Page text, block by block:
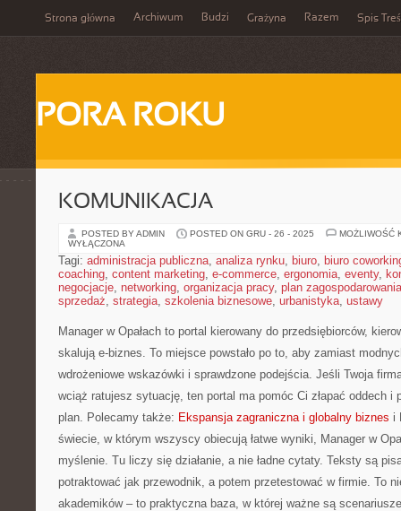
Strona główna Archiwum Budzi Grażyna Razem Spis
PORA ROKU
KOMUNIKACJA
POSTED BY ADMIN POSTED ON GRU - 26 - 2025
MOŻLIWOŚĆ
WYŁĄCZONA
Tagi: administracja publiczna, analiza rynku, biuro, biuro
coaching, content marketing, e-commerce, ergonomia, eventy,
negocjacje, networking, organizacja pracy, plan zagospodarowania
sprzedaż, strategia, szkolenia biznesowe, urbanistyka, ustawy
Manager w Opałach to portal kierowany do przedsiębiorców,
skalują e-biznes. To miejsce powstało po to, aby zamiast
wdrożeniowe wskazówki i sprawdzone podejścia. Jeśli Twoja
wciąż ratujesz sytuację, ten portal ma pomóc Ci złapać oddech i
plan. Polecamy także: Ekspansja zagraniczna i globalny biznes i
świecie, w którym wszyscy obiecują łatwe wyniki, Manager w
myślenie. Tu liczy się działanie, a nie ładne cytaty. Teksty są
potraktować jak przewodnik, a potem przetestować w firmie. To
akademików – to praktyczna baza, w której ważne są